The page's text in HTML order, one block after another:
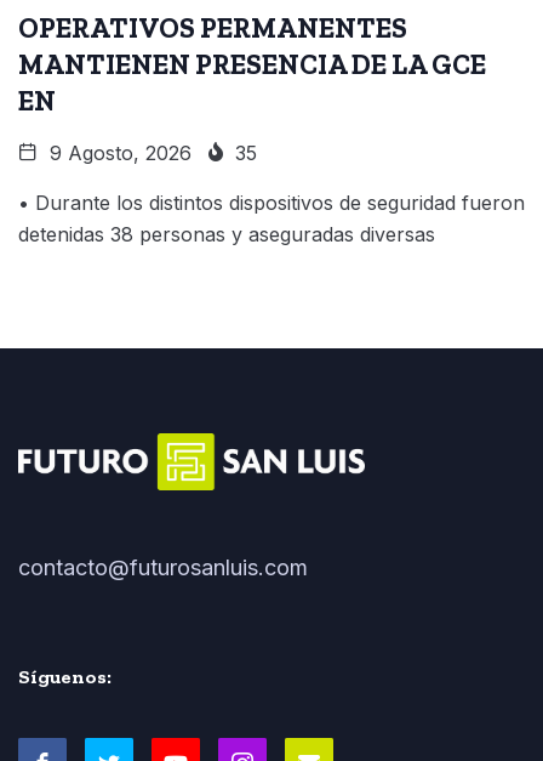
OPERATIVOS PERMANENTES
MANTIENEN PRESENCIA DE LA GCE
EN
9 Agosto, 2026 35
• Durante los distintos dispositivos de seguridad fueron
detenidas 38 personas y aseguradas diversas
contacto@futurosanluis.com
Síguenos: